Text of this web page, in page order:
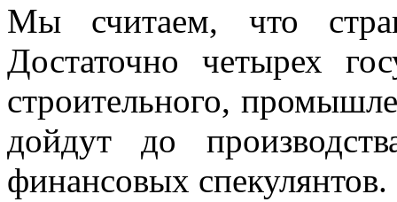
Мы считаем, что
Достаточно четырех
строительного,
дойдут до
финансовых спекулянтов.